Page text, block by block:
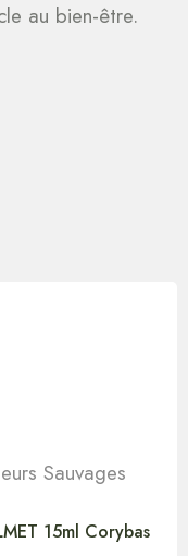
au bien-être.
Sauvages
15ml Corybas